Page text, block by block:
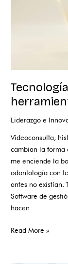
Liderazgo e
Videoconsulta,
cambian la forma
me enciende la
odontología con
antes no existían.
Software de
hacen
Read More »